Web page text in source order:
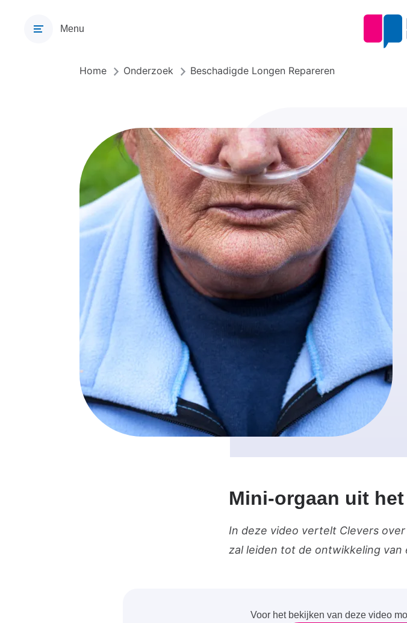
Menu
Kruimelpad
Home Onderzoek Beschadigde Longen Repareren
Mini-orgaan uit
In deze video vertelt Clevers
zal leiden tot de ontwikkeling van
Voor het bekijken van deze video